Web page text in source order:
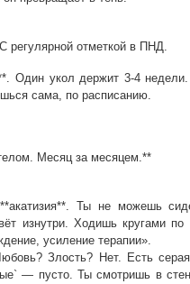
отметкой в ПНД.
Один укол держит 3-4
сама, по расписанию.
Месяц за месяцем.**
Ты не можешь
изнутри. Ходишь кругами по
усиление терапии».
Злость? Нет. Есть
— пусто. Ты смотришь в